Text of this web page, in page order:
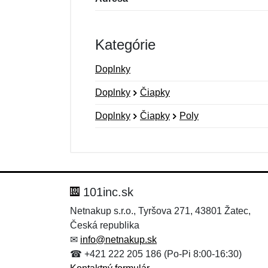
Kategórie
Doplnky
Doplnky Čiapky
Doplnky Čiapky Poly
Správa*
Správa*
101inc.sk
Netnakup s.r.o., Tyršova 271, 43801 Žatec,
Česká republika
✉ info@netnakup.sk
☎ +421 222 205 186 (Po-Pi 8:00-16:30)